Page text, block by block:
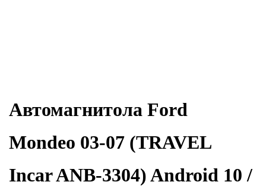
Автомагнитола Ford
Mondeo 03-07 (TRAVEL
Incar ANB-3304) Android 10 /